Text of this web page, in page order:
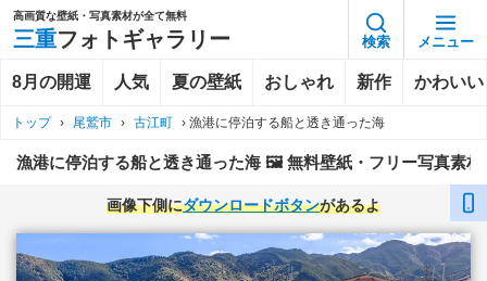
高画質な壁紙・写真素材が全て無料
三重フォトギャラリー 検索 メニュー
8月の開運 人気 夏の壁紙 おしゃれ 新作 かわいい
トップ › 尾鷲市 › 古江町 › 漁港に停泊する船と透き通った海
漁港に停泊する船と透き通った海 🖼️ 無料壁紙・フリー写真素材
画像下側にダウンロードボタンがあるよ